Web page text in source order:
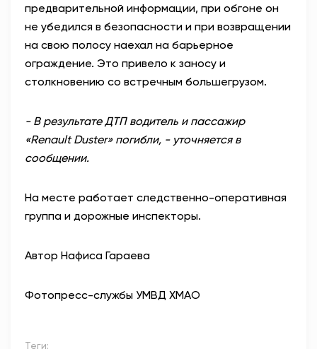
предварительной информации, при обгоне он
не убедился в безопасности и при возвращении
на свою полосу наехал на барьерное
ограждение. Это привело к заносу и
столкновению со встречным большегрузом.
- В результате ДТП водитель и пассажир
«Renault Duster» погибли, - уточняется в
сообщении.
На месте работает следственно-оперативная
группа и дорожные инспекторы.
Автор Нафиса Гараева
Фотопресс-службы УМВД ХМАО
Теги: